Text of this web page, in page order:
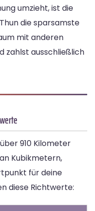
umzieht, ist die
die sparsamste
mit anderen
zahlst ausschließlich
910 Kilometer
Kubikmetern,
für deine
diese Richtwerte: